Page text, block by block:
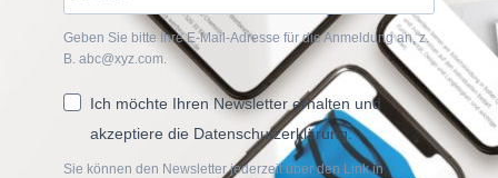
Geben Sie bitte Ihre E-Mail-Adresse für die Anmeldung an, z.
B. abc@xyz.com.
Ich möchte Ihren Newsletter erhalten und
akzeptiere die Datenschutzerklärung.
Sie können den Newsletter jederzeit über den Link in